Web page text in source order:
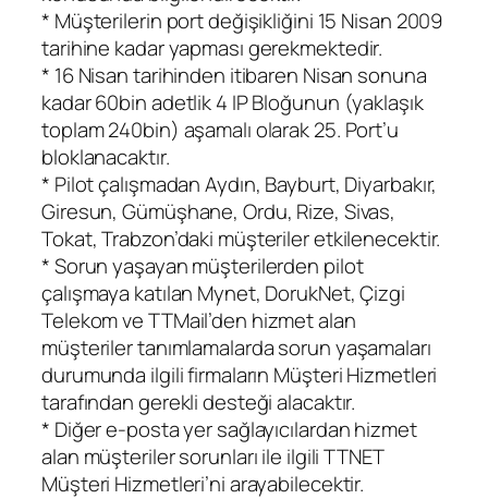
* Müşterilerin port değişikliğini 15 Nisan 2009
tarihine kadar yapması gerekmektedir.
* 16 Nisan tarihinden itibaren Nisan sonuna
kadar 60bin adetlik 4 IP Bloğunun (yaklaşık
toplam 240bin) aşamalı olarak 25. Port’u
bloklanacaktır.
* Pilot çalışmadan Aydın, Bayburt, Diyarbakır,
Giresun, Gümüşhane, Ordu, Rize, Sivas,
Tokat, Trabzon’daki müşteriler etkilenecektir.
* Sorun yaşayan müşterilerden pilot
çalışmaya katılan Mynet, DorukNet, Çizgi
Telekom ve TTMail’den hizmet alan
müşteriler tanımlamalarda sorun yaşamaları
durumunda ilgili firmaların Müşteri Hizmetleri
tarafından gerekli desteği alacaktır.
* Diğer e-posta yer sağlayıcılardan hizmet
alan müşteriler sorunları ile ilgili TTNET
Müşteri Hizmetleri’ni arayabilecektir.